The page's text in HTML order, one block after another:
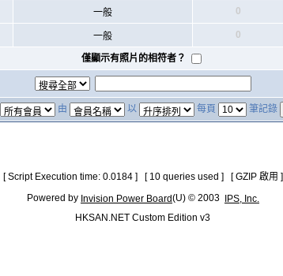
一般 0
一般 0
僅顯示有照片的相符者？
由 以 每頁 筆記錄
[ Script Execution time: 0.0184 ] [ 10 queries used ] [ GZIP 啟用 ]
Powered by Invision Power Board(U) © 2003
IPS, Inc.
HKSAN.NET Custom Edition v3